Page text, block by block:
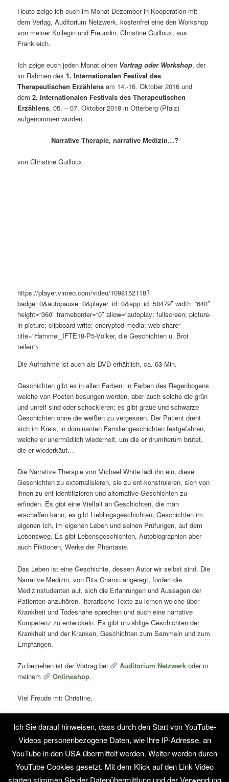
Heute zeige ich euch im Monat Dezember in Kooperation mit
dem Verlag, Auditorium Netzwerk, kostenfrei eine den Workshop
von meiner Kollegin und Freundin, Christine Guilloux, aus
Frankreich.
Ich zeige euch jeden Monat einen Vortrag oder Workshop, der
im Rahmen des1. Internationalen Festival des
Therapeutischen Erzählens am 14.-16. Oktober 2016 und
dem2. Internationalen Festivals des Therapeutischen
Erzählens, 05. – 07. Oktober 2018 in Otterberg (Pfalz)
aufgenommen wurden.
Narrative Therapie, narrative Medizin…?
von Christine Guilloux
https://player.vimeo.com/video/1098152118?
badge=0&autopause=0&player_id=0&app_id=58479″ width=“640″
height=“360″ frameborder=“0″ allow=“autoplay; fullscreen; picture-
in-picture; clipboard-write; encrypted-media; web-share“
title=“Hammel_IFTE18-P5-Völker, die Geschichten u. Brot
teilen“>
Die Aufnahme ist auch als DVD erhältlich, ca. 63 Min.
Geschichten gibt es in allen Farben: in Farben des Regenbogens
welche von Poeten besungen werden, aber auch solche die grün
und unreif sind oder schockieren; es gibt graue und schwarze
Geschichten ohne die weißen zu vergessen. Der Patient dreht
sich im Kreis, in dominanten Familiengeschichten festgefahren,
welche er unermüdlich wiederholt, um die er drumherum brütet,
die er wiederkäut…
Die Narrative Therapie von Michael White lädt ihn ein, diese
Geschichten zu externalisieren, sie zu ent-konstruieren, sich von
ihnen zu ent-identifizieren und alternative Geschichten zu
erfinden. Es gibt eine Vielfalt an Geschichten, die man
erschaffen kann, es gibt Lieblingsgeschichten, Geschichten im
eigenen Ich, im eigenen Leben und seinen Prüfungen, auf dem
Lebensweg. Es gibt Lebensgeschichten, Autobiographien aber
auch Fiktionen, Werke der Phantasie.
Das Leben ist eine Geschichte, dessen Autor wir selbst sind. Die
Narrative Medizin, von Rita Charon angeregt, fordert die
Medizinstudenten auf, sich die Erfahrungen und Aussagen der
Patienten anzuhören, literarische Texte zu lernen welche über
Krankheit und Todesnähe sprechen und auch eine narrative
Kompetenz zu entwickeln. Es gibt unzählige Geschichten der
Krankheit und der Kranken, Geschichten zum Sammeln und zum
Empfangen.
Zu beziehen ist der Vortrag bei Auditorium Netzwerkoder in
meinem
Onlineshop.
Viel Freude mit Christine,
Dieser Eintrag wurde vonStefan HammelunterLernen,Methoden,
Seminare Suggestive Geschichten Systemisches
Therapeutisches Erzählen,Webtippveröffentlicht. Setze ein
Lesezeichen für den Permalink.
Ich Sie darauf hinweisen, dass durch den Start von YouTube-
Videos personenbezogene Daten, wie Ihre IP-Adresse, an
YouTube in den USA übermittelt werden. Weiter werden durch
YouTube Cookies gesetzt. Mit dem Klick auf den Link Video
starten stimmen Sie der Datenübermittlung und der Verwendung